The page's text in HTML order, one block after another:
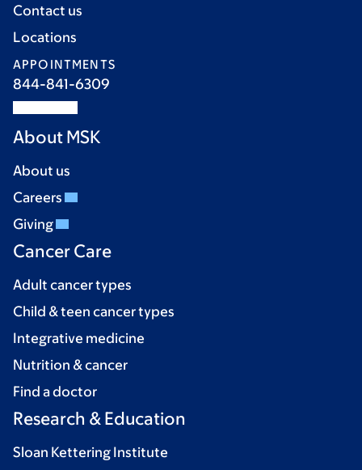
Contact us
Locations
APPOINTMENTS
844-841-6309
About MSK
About us
Careers
Giving
Cancer Care
Adult cancer types
Child & teen cancer types
Integrative medicine
Nutrition & cancer
Find a doctor
Research & Education
Sloan Kettering Institute